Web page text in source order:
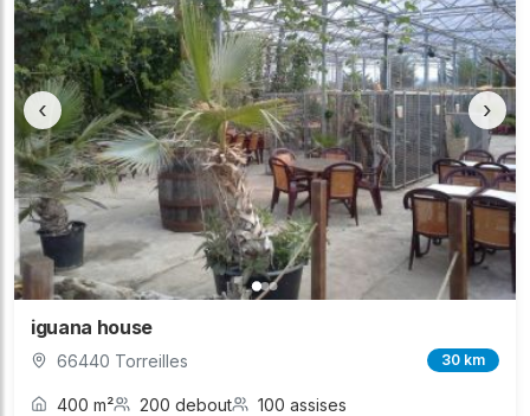
‹ ›
iguana house
66440 Torreilles 30 km
400 m² 200 debout 100 assises